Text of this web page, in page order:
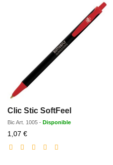
Clic Stic SoftFeel
Bic Art. 1005 - Disponible
1,07 €Prix
réduit